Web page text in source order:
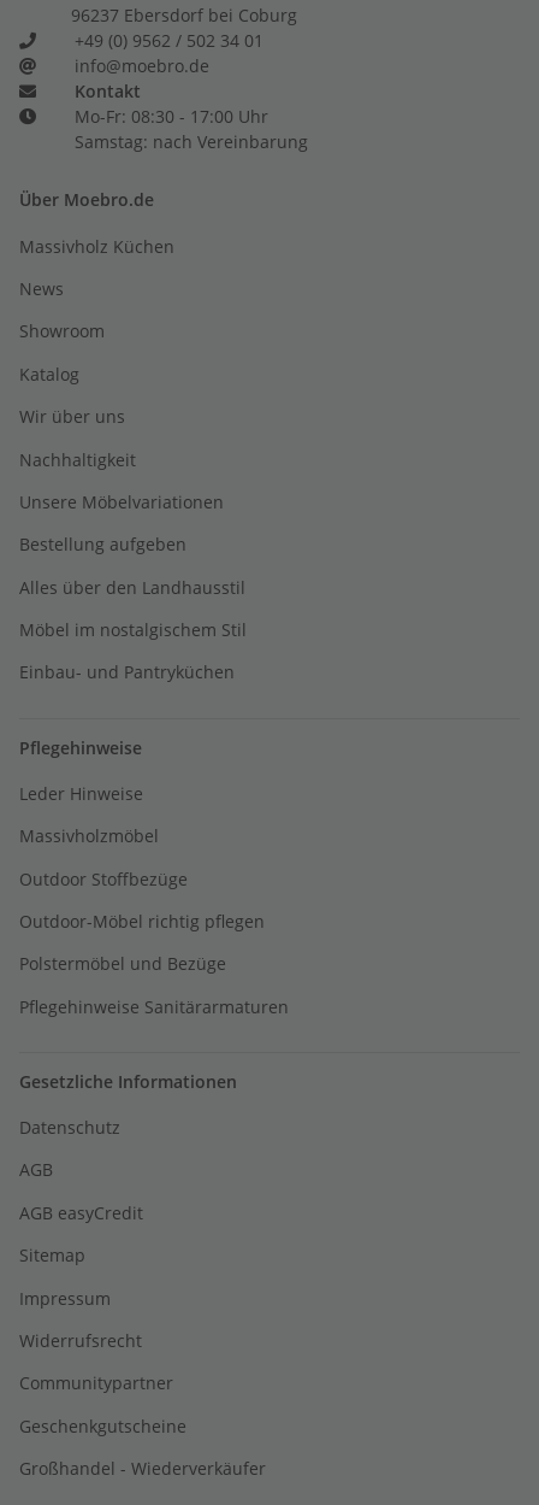
96237 Ebersdorf bei Coburg
+49 (0) 9562 / 502 34 01
info@moebro.de
Kontakt
Mo-Fr: 08:30 - 17:00 Uhr
Samstag: nach Vereinbarung
Über Moebro.de
Massivholz Küchen
News
Showroom
Katalog
Wir über uns
Nachhaltigkeit
Unsere Möbelvariationen
Bestellung aufgeben
Alles über den Landhausstil
Möbel im nostalgischem Stil
Einbau- und Pantryküchen
Pflegehinweise
Leder Hinweise
Massivholzmöbel
Outdoor Stoffbezüge
Outdoor-Möbel richtig pflegen
Polstermöbel und Bezüge
Pflegehinweise Sanitärarmaturen
Gesetzliche Informationen
Datenschutz
AGB
AGB easyCredit
Sitemap
Impressum
Widerrufsrecht
Communitypartner
Geschenkgutscheine
Großhandel - Wiederverkäufer